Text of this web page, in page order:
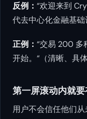
反例： “欢迎来到
代去中心化金融基础
正例： “交易 200 多
开始。“（清晰、具
第一屏滚动内就
用户不会信任他们